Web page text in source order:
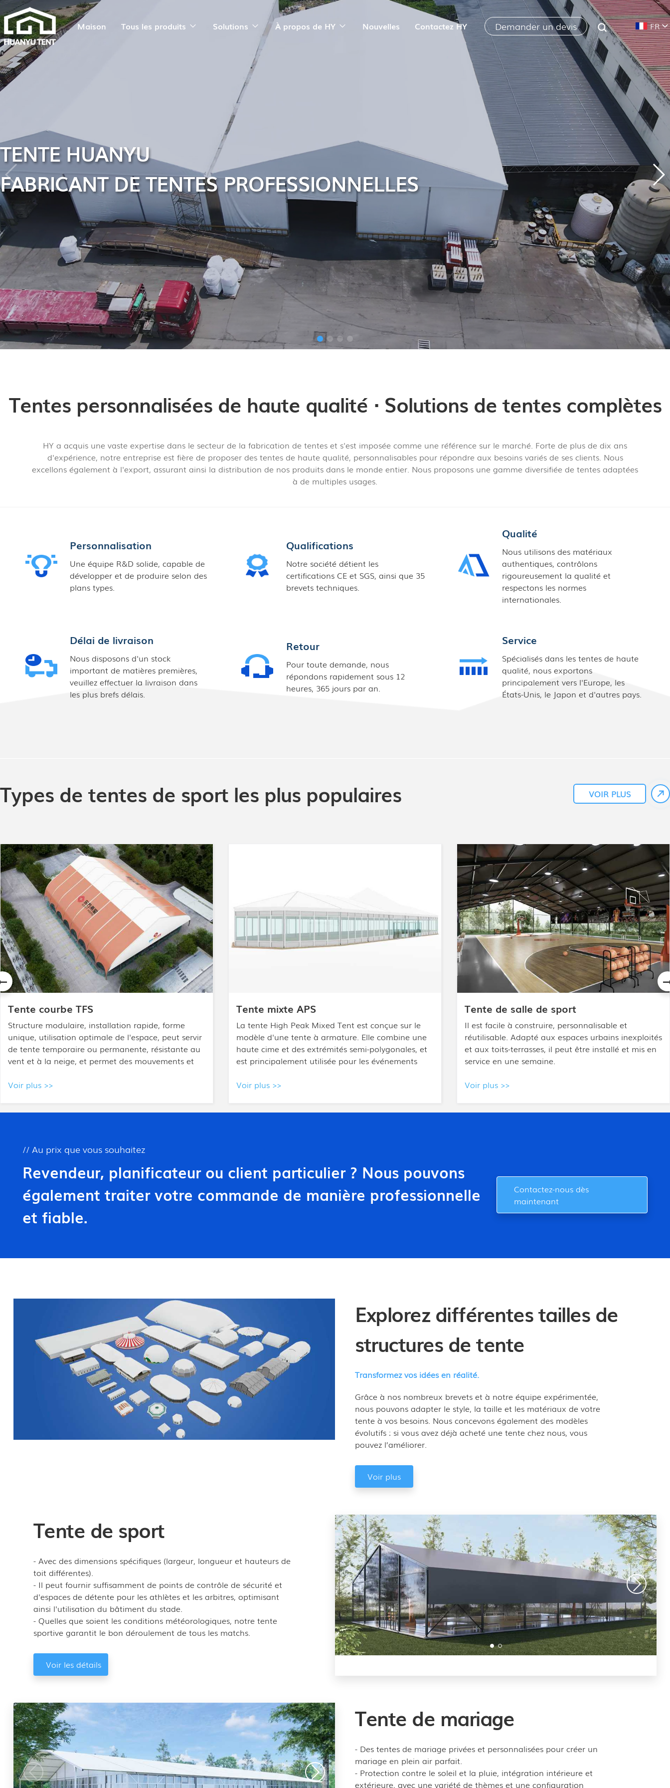
Maison Tous les produits Solutions À propos de HY Nouvelles Contactez HY Demander un devis FR
TENTE HUANYU
FABRICANT DE TENTES PROFESSIONNELLES
Tentes personnalisées de haute qualité · Solutions de tentes complètes
HY a acquis une vaste expertise dans le secteur de la fabrication de tentes et s'est imposée comme une référence sur le marché. Forte de plus de dix ans
d'expérience, notre entreprise est fière de proposer des tentes de haute qualité, personnalisables pour répondre aux besoins variés de ses clients. Nous
excellons également à l'export, assurant ainsi la distribution de nos produits dans le monde entier. Nous proposons une gamme diversifiée de tentes adaptées
à de multiples usages.
Personnalisation
Une équipe R&D solide, capable de
développer et de produire selon des
plans types.
Qualifications
Notre société détient les
certifications CE et SGS, ainsi que 35
brevets techniques.
Qualité
Nous utilisons des matériaux
authentiques, contrôlons
rigoureusement la qualité et
respectons les normes
internationales.
Délai de livraison
Nous disposons d'un stock
important de matières premières,
veuillez effectuer la livraison dans
les plus brefs délais.
Retour
Pour toute demande, nous
répondons rapidement sous 12
heures, 365 jours par an.
Service
Spécialisés dans les tentes de haute
qualité, nous exportons
principalement vers l'Europe, les
États-Unis, le Japon et d'autres pays.
Types de tentes de sport les plus populaires VOIR PLUS
Tente mixte APS
La tente High Peak Mixed Tent est conçue sur le
modèle d'une tente à armature. Elle combine une
haute cime et des extrémités semi-polygonales, et
est principalement utilisée pour les événements
Voir plus >>
Tente de salle de sport
Il est facile à construire, personnalisable et
réutilisable. Adapté aux espaces urbains inexploités
et aux toits-terrasses, il peut être installé et mis en
service en une semaine.
Voir plus >>
Dôme aérien
Un matériau composite multicouche avec de
multiples traitements de surface, une structure de
construction simple, une construction facile sans
détruire les fondations, et qui peut être déplacé
Voir plus >>
// Au prix que vous souhaitez
Revendeur, planificateur ou client particulier ? Nous pouvons
également traiter votre commande de manière professionnelle
et fiable.
Contactez-nous dès
maintenant
Explorez différentes tailles de
structures de tente
Transformez vos idées en réalité.
Grâce à nos nombreux brevets et à notre équipe expérimentée,
nous pouvons adapter le style, la taille et les matériaux de votre
tente à vos besoins. Nous concevons également des modèles
évolutifs : si vous avez déjà acheté une tente chez nous, vous
pouvez l’améliorer.
Voir plus
Tente de sport
- Avec des dimensions spécifiques (largeur, longueur et hauteurs de
toit différentes).
- Il peut fournir suffisamment de points de contrôle de sécurité et
d'espaces de détente pour les athlètes et les arbitres, optimisant
ainsi l'utilisation du bâtiment du stade.
- Quelles que soient les conditions météorologiques, notre tente
sportive garantit le bon déroulement de tous les matchs.
Voir les détails
Tente de mariage
- Des tentes de mariage privées et personnalisées pour créer un
mariage en plein air parfait.
- Protection contre le soleil et la pluie, intégration intérieure et
extérieure, avec une variété de thèmes et une configuration